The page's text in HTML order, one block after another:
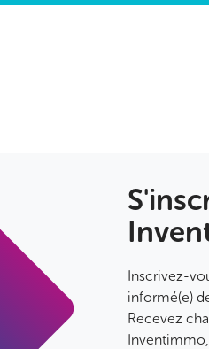
Inscrivez-
informé(e)
Recevez